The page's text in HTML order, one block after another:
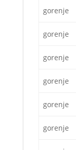
gorenje
gorenje
gorenje
gorenje
gorenje
gorenje